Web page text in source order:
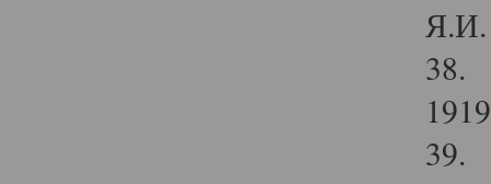
Я.И.
38.
39.